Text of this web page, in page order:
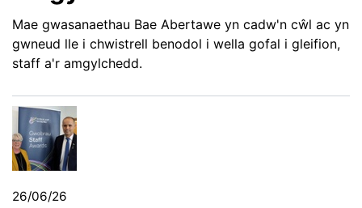
Mae gwasanaethau Bae Abertawe yn cadw'n cŵl ac yn
gwneud lle i chwistrell benodol i wella gofal i gleifion,
staff a'r amgylchedd.
26/06/26